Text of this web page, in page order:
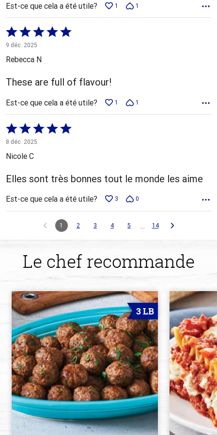
Est-ce que cela a été utile? 1 1
Coté
5 sur
5
9 déc. 2025
Rebecca N
These are full of flavour!
Est-ce que cela a été utile? 1 1
Coté
5 sur
5
8 déc. 2025
Nicole C
Elles sont très bonnes tout le monde les aime
Est-ce que cela a été utile? 3 0
1 2 3 4 5 … 14
Le chef recommande
3 LB